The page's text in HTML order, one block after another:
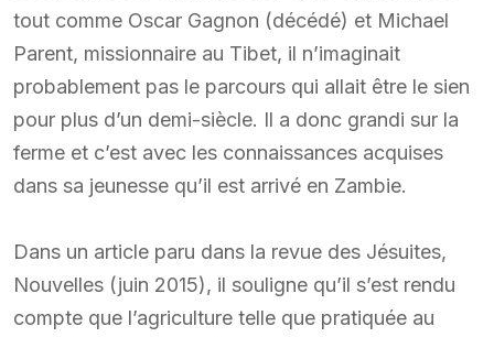
tout comme Oscar Gagnon (décédé) et Michael
Parent, missionnaire au Tibet, il n’imaginait
probablement pas le parcours qui allait être le sien
pour plus d’un demi-siècle. Il a donc grandi sur la
ferme et c’est avec les connaissances acquises
dans sa jeunesse qu’il est arrivé en Zambie.
Dans un article paru dans la revue des Jésuites,
Nouvelles (juin 2015), il souligne qu’il s’est rendu
compte que l’agriculture telle que pratiquée au